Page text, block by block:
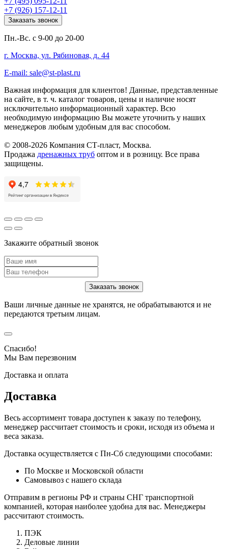
+7 (926) 157-12-11
Заказать звонок
Пн.-Вс. с 9-00 до 20-00
г. Москва, ул. Рябиновая, д. 44
E-mail: sale@st-plast.ru
Важная информация для клиентов! Данные, представленные
на сайте, в т. ч. каталог товаров, цены и наличие носят
исключительно информационный характер. Всю
необходимую информацию Вы можете уточнить у наших
менеджеров любым удобным для вас способом.
© 2008-2026 Компания СТ-пласт, Москва.
Продажа дренажных труб оптом и в розницу. Все права
защищены.
Закажите обратный звонок
Ваши личные данные не хранятся, не обрабатываются и не
передаются третьим лицам.
Спасибо!
Мы Вам перезвоним
Доставка и оплата
Доставка
Весь ассортимент товара доступен к заказу по телефону,
менеджер рассчитает стоимость и сроки, исходя из объема и
веса заказа.
Доставка осуществляется с Пн-Сб следующими способами:
По Москве и Московской области
Самовывоз с нашего склада
Отправим в регионы РФ и страны СНГ транспортной
компанией, которая наиболее удобна для вас. Менеджеры
рассчитают стоимость.
ПЭК
Деловые линии